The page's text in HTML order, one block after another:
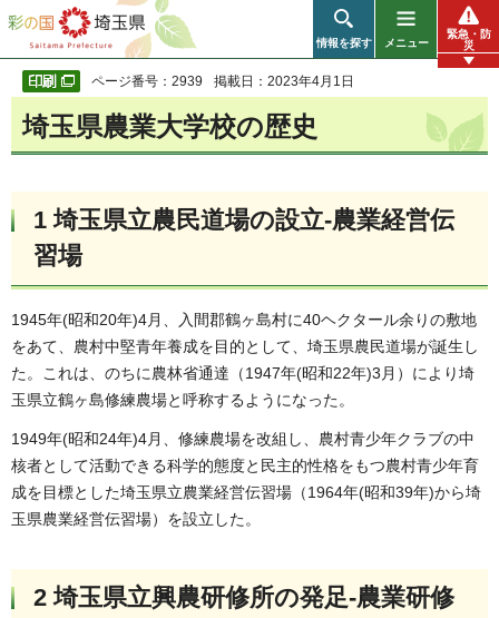
彩の国 埼玉県
情報を探す メニュー
緊急・防
災
ページ番号：2939 掲載日：2023年4月1日
埼玉県農業大学校の歴史
1 埼玉県立農民道場の設立-農業経営伝
習場
1945年(昭和20年)4月、入間郡鶴ヶ島村に40ヘクタール余りの敷地
をあて、農村中堅青年養成を目的として、埼玉県農民道場が誕生し
た。これは、のちに農林省通達（1947年(昭和22年)3月）により埼
玉県立鶴ヶ島修練農場と呼称するようになった。
1949年(昭和24年)4月、修練農場を改組し、農村青少年クラブの中
核者として活動できる科学的態度と民主的性格をもつ農村青少年育
成を目標とした埼玉県立農業経営伝習場（1964年(昭和39年)から埼
玉県農業経営伝習場）を設立した。
2 埼玉県立興農研修所の発足-農業研修